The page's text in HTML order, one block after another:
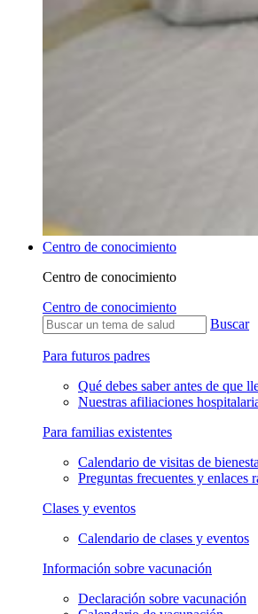
Centro de conocimiento
Centro de conocimiento
Centro de conocimiento
Buscar
Para futuros padres
Qué debes saber antes de que
Nuestras afiliaciones
Para familias existentes
Calendario de visitas de
Preguntas frecuentes y enlaces
Clases y eventos
Calendario de clases y eventos
Información sobre vacunación
Declaración sobre vacunación